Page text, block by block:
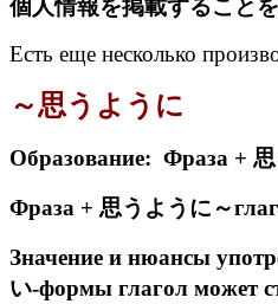
個人情報を掲載すること
Есть еще несколько
～思うように
Образование: Фраза +
Фраза + 思うように～
Значение и нюансы
い-формы глагол может